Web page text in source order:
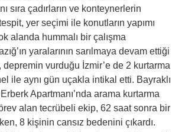
sıra çadırların ve konteynerlerin
yer seçimi ile konutların yapımı
alanda hummalı bir çalışma
yaralarının sarılmaya devam ettiği
vurduğu İzmir’e de 2 kurtarma
ile aynı gün uçakla intikal etti. Bayraklı
Apartmanı’nda arama kurtarma
alan tecrübeli ekip, 62 saat sonra bir
8 kişinin cansız bedenini çıkardı.